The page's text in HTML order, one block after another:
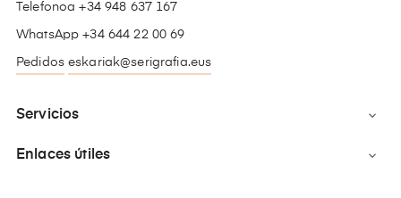
Telefonoa +34 948 637 167
WhatsApp +34 644 22 00 69
Pedidos eskariak@serigrafia.eus
Servicios 
Enlaces útiles 